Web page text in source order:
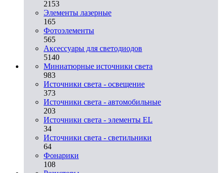
2153
Элементы лазерные
165
Фотоэлементы
565
Аксессуары для светодиодов
5140
Миниатюрные источники света
983
Источники света - освещение
373
Источники света - автомобильные
203
Источники света - элементы EL
34
Источники света - светильники
64
Фонарики
108